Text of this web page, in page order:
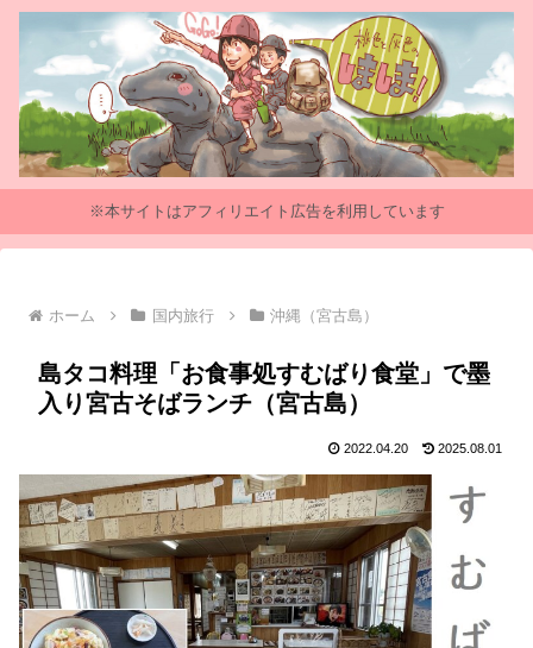
※本サイトはアフィリエイト広告を利用しています
ホーム 国内旅行 沖縄（宮古島）
島タコ料理「お食事処すむばり食堂」で墨
入り宮古そばランチ（宮古島）
2022.04.20 2025.08.01